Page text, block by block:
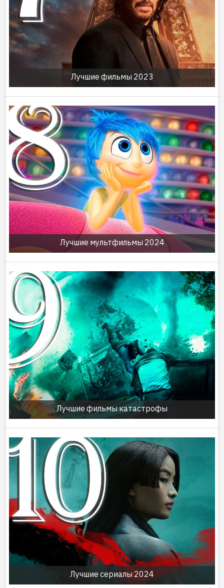
Лучшие фильмы 2023
Лучшие мультфильмы 2024
Лучшие фильмы катастрофы
Лучшие сериалы 2024